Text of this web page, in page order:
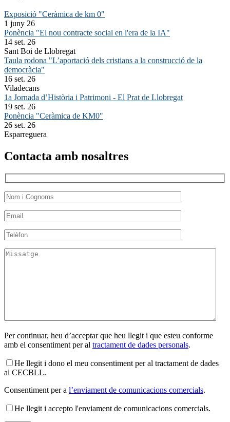
Exposició "Ceràmica de km 0"
1 juny 26
Ponència "El nou contracte social en l'era de la IA"
14 set. 26
Sant Boi de Llobregat
Taula rodona "L’aportació dels cristians a la construcció de la
democràcia"
16 set. 26
Viladecans
1a Jornada d’Història i Patrimoni - El Prat de Llobregat
19 set. 26
Ponència "Ceràmica de KM0"
26 set. 26
Esparreguera
Contacta amb nosaltres
Per continuar, heu d’acceptar que heu llegit i que esteu conforme
amb el consentiment per al tractament de dades personals.
He llegit i dono el meu consentiment per al tractament de dades
al CECBLL.
Consentiment per a l’enviament de comunicacions comercials.
He llegit i accepto l'enviament de comunicacions comercials.